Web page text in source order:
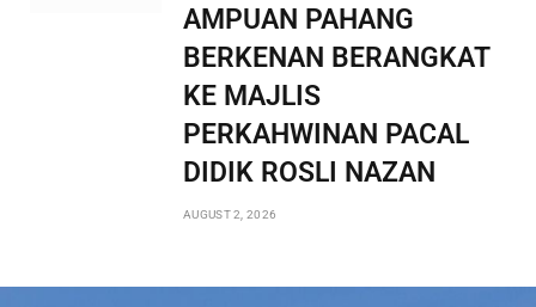
AMPUAN PAHANG
BERKENAN BERANGKAT
KE MAJLIS
PERKAHWINAN PACAL
DIDIK ROSLI NAZAN
AUGUST 2, 2026